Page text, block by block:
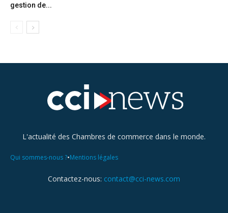
gestion de...
L'actualité des Chambres de commerce dans le monde.
Qui sommes-nous ?•Mentions légales
Contactez-nous: contact@cci-news.com